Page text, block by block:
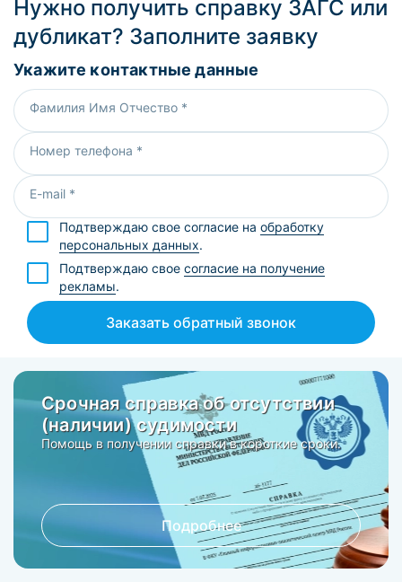
Нужно получить справку ЗАГС или
дубликат? Заполните заявку
Укажите контактные данные
Фамилия Имя Отчество *
Номер телефона *
E-mail *
Подтверждаю свое согласие на обработку
персональных данных.
Подтверждаю свое согласие на получение
рекламы.
Заказать обратный звонок
Срочная справка об отсутствии
(наличии) судимости
Помощь в получении справки в короткие сроки.
Подробнее